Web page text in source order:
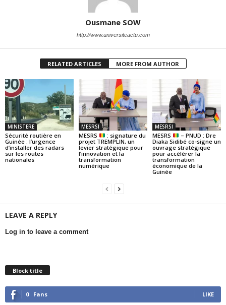
Ousmane SOW
http://www.universiteactu.com
RELATED ARTICLES MORE FROM AUTHOR
MINISTERE
Sécurité routière en
Guinée : l’urgence
d’installer des radars
sur les routes
nationales
MESRSI
MESRS
: signature du
projet TREMPLIN, un
levier stratégique pour
l’innovation et la
transformation
numérique
MESRSI
MESRS
– PNUD : Dre
Diaka Sidibé co-signe un
ouvrage stratégique
pour accélérer la
transformation
économique de la
Guinée
LEAVE A REPLY
Log in to leave a comment
Block title
0 Fans LIKE